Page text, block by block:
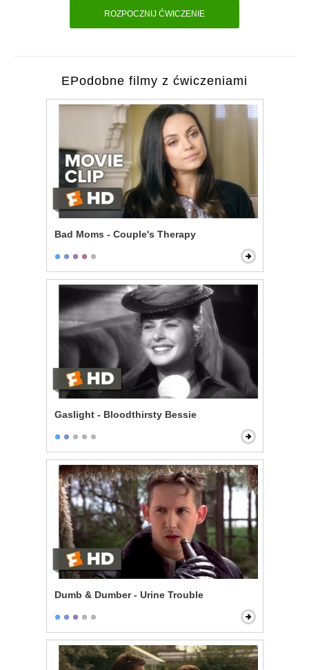
ROZPOCZNIJ ĆWICZENIE
EPodobne filmy z ćwiczeniami
Bad Moms - Couple's Therapy
Gaslight - Bloodthirsty Bessie
Dumb & Dumber - Urine Trouble